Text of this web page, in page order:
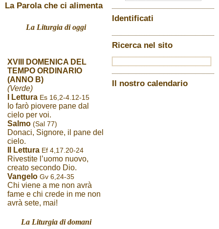
La Parola che ci alimenta
La Liturgia di oggi
XVIII DOMENICA DEL
TEMPO ORDINARIO
(ANNO B)
(Verde)
I Lettura Es 16,2-4.12-15
Io farò piovere pane dal
cielo per voi.
Salmo (Sal 77)
Donaci, Signore, il pane del
cielo.
II Lettura Ef 4,17.20-24
Rivestite l’uomo nuovo,
creato secondo Dio.
Vangelo Gv 6,24-35
Chi viene a me non avrà
fame e chi crede in me non
avrà sete, mai!
La Liturgia di domani
Identificati
Ricerca nel sito
Il nostro calendario